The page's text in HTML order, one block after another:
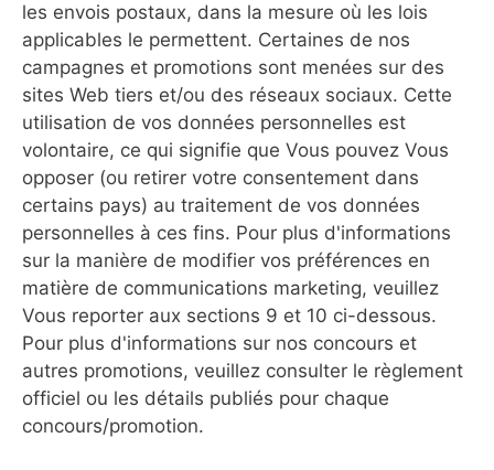
les envois postaux, dans la mesure où les lois
applicables le permettent. Certaines de nos
campagnes et promotions sont menées sur des
sites Web tiers et/ou des réseaux sociaux. Cette
utilisation de vos données personnelles est
volontaire, ce qui signifie que Vous pouvez Vous
opposer (ou retirer votre consentement dans
certains pays) au traitement de vos données
personnelles à ces fins. Pour plus d'informations
sur la manière de modifier vos préférences en
matière de communications marketing, veuillez
Vous reporter aux sections 9 et 10 ci-dessous.
Pour plus d'informations sur nos concours et
autres promotions, veuillez consulter le règlement
officiel ou les détails publiés pour chaque
concours/promotion.